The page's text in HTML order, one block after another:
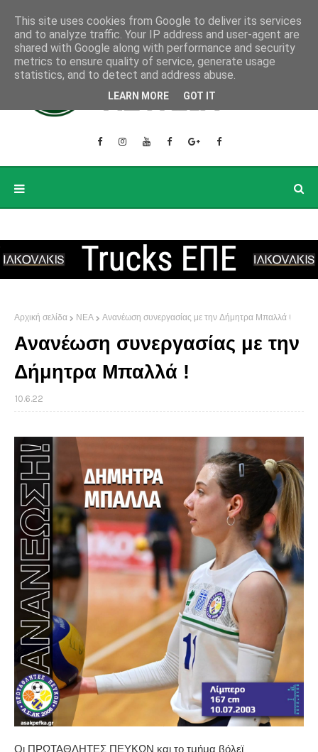
Αρχική σελίδα ΝΕΑ Ανανέωση συνεργασίας με την Δήμητρα Μπαλλά !
Ανανέωση συνεργασίας με την
Δήμητρα Μπαλλά !
10.6.22
Οι ΠΡΩΤΑΘΛΗΤΕΣ ΠΕΥΚΩΝ και το τμήμα βόλεϊ,
This site uses cookies from Google to deliver its services
and to analyze traffic. Your IP address and user-agent are
shared with Google along with performance and security
metrics to ensure quality of service, generate usage
statistics, and to detect and address abuse.
LEARN MORE GOT IT